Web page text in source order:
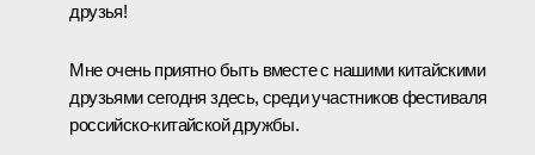
друзья!
Мне очень приятно быть вместе с нашими китайскими
друзьями сегодня здесь, среди участников фестиваля
российско-китайской дружбы.